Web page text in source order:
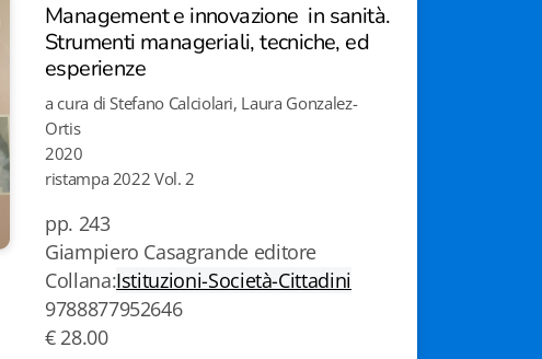
Management e innovazione in sanità.
Strumenti manageriali, tecniche, ed
esperienze
a cura di Stefano Calciolari, Laura Gonzalez-
Ortis
2020
ristampa 2022 Vol. 2
pp. 243
Giampiero Casagrande editore
Collana:Istituzioni-Società-Cittadini
9788877952646
€ 28.00